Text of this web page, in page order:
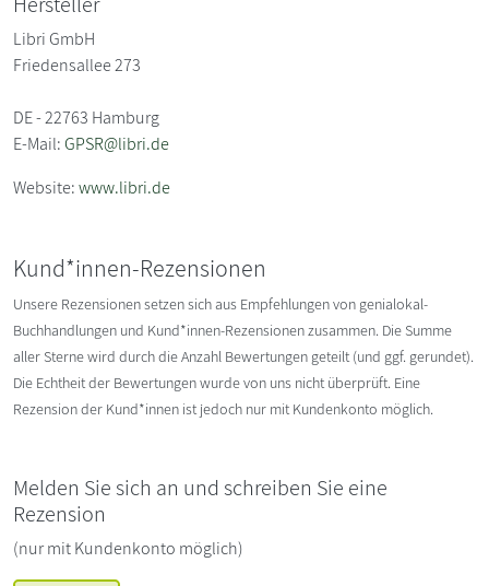
Libri GmbH
Friedensallee 273
DE - 22763 Hamburg
E-Mail:GPSR@libri.de
Website:www.libri.de
Kund*innen-Rezensionen
Unsere Rezensionen setzen sich aus Empfehlungen von genialokal-
Buchhandlungen und Kund*innen-Rezensionen zusammen. Die Summe
aller Sterne wird durch die Anzahl Bewertungen geteilt (und ggf. gerundet).
Die Echtheit der Bewertungen wurde von uns nicht überprüft. Eine
Rezension der Kund*innen ist jedoch nur mit Kundenkonto möglich.
Melden Sie sich an und schreiben Sie eine
Rezension
(nur mit Kundenkonto möglich)